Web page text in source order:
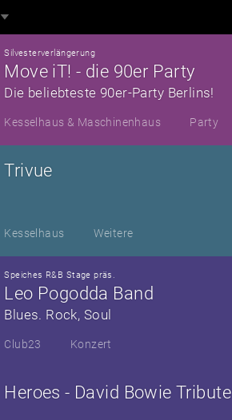
Silvesterverlängerung
Move iT! - die 90er Party
Die beliebteste 90er-Party Berlins!
Kesselhaus & Maschinenhaus Party
Trivue
Kesselhaus Weitere
Speiches R&B Stage präs.
Leo Pogodda Band
Blues. Rock, Soul
Club23 Konzert
Heroes - David Bowie Tribute
▼